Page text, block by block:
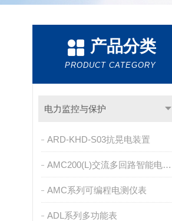
产品分类
PRODUCT CATEGORY
电力监控与保护
ARD-KHD-S03抗晃电装置
AMC200(L)交流多回路智能电量采集监控装置
AMC系列可编程电测仪表
ADL系列多功能表